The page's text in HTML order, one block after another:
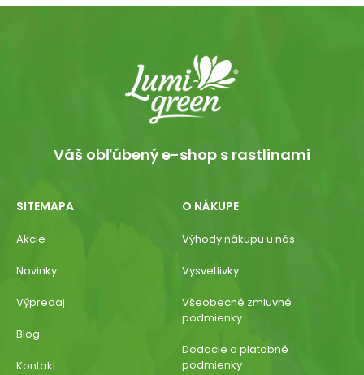
Váš obľúbený e-shop s rastlinami
SITEMAPA
Akcie
Novinky
Výpredaj
Blog
Kontakt
O NÁKUPE
Výhody nákupu u nás
Vysvetlivky
Všeobecné zmluvné
podmienky
Dodacie a platobné
podmienky